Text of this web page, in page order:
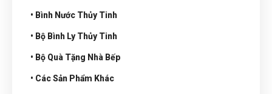
• Bình Nước Thủy Tinh
• Bộ Bình Ly Thủy Tinh
• Bộ Quà Tặng Nhà Bếp
• Các Sản Phẩm Khác